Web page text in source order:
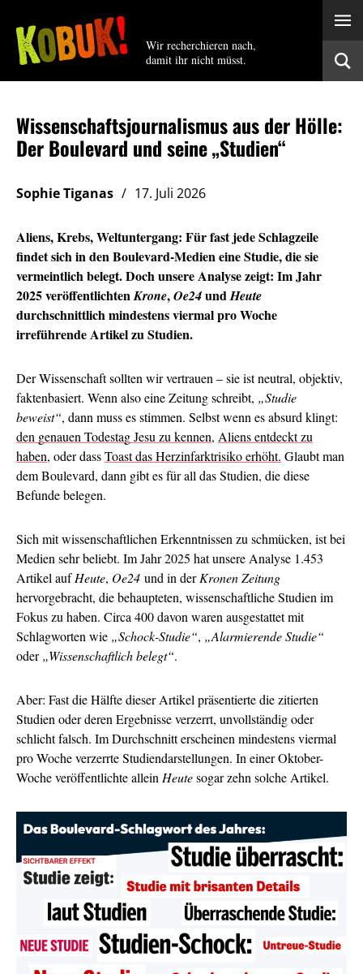
Wir recherchieren nach,
damit ihr nicht müsst.
Wissenschaftsjournalismus aus der Hölle:
Der Boulevard und seine „Studien“
Sophie Tiganas 17. Juli 2026
Aliens, Krebs, Weltuntergang: Für fast jede Schlagzeile
findet sich in den Boulevard-Medien eine Studie, die sie
vermeintlich belegt. Doch unsere Analyse zeigt: Im Jahr
2025 veröffentlichtenKrone,Oe24undHeute
durchschnittlich mindestens viermal pro Woche
irreführende Artikel zu Studien.
Der Wissenschaft sollten wir vertrauen – sie ist neutral, objektiv,
faktenbasiert. Wenn also eine Zeitung schreibt, „Studie
beweist“, dann muss es stimmen. Selbst wenn es absurd klingt:
den genauen Todestag Jesu zu kennen, Aliens entdeckt zu
haben, oder dassToast das Herzinfarktrisiko erhöht. Glaubt man
dem Boulevard, dann gibt es für all das Studien, die diese
Befunde belegen.
Sich mit wissenschaftlichen Erkenntnissen zu schmücken, ist bei
Medien sehr beliebt. Im Jahr 2025 hat unsere Analyse 1.453
Artikel aufHeute, Oe24 und in derKronen Zeitung
hervorgebracht, die behaupteten, wissenschaftliche Studien im
Fokus zu haben. Circa 400 davon waren ausgestattet mit
Schlagworten wie „Schock-Studie“, „Alarmierende Studie“
oder„Wissenschaftlich belegt“.
Aber: Fast die Hälfte dieser Artikel präsentierte die zitierten
Studien oder deren Ergebnisse verzerrt, unvollständig oder
schlicht falsch. Im Durchschnitt erscheinen mindestens viermal
pro Woche verzerrte Studiendarstellungen. In einer Oktober-
Woche veröffentlichte allein Heutesogar zehn solche Artikel.